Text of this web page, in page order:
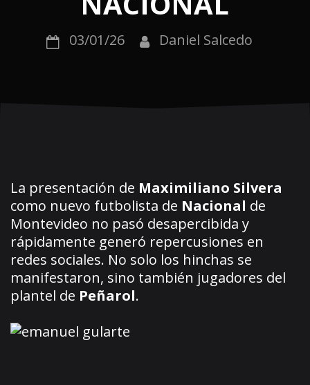
03/01/26 Daniel Salcedo
La presentación de Maximiliano Silvera
como nuevo futbolista de Nacional de
Montevideo no pasó desapercibida y
rápidamente generó repercusiones en
redes sociales. No solo los hinchas se
manifestaron, sino también jugadores del
plantel de Peñarol.